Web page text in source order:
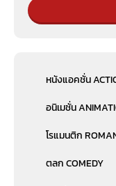
หนังแอคชั่น
อนิเมชั่น
โรแมนติก
ตลก COMEDY